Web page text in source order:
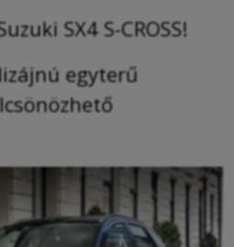
SX4 S-CROSS!
egyterű